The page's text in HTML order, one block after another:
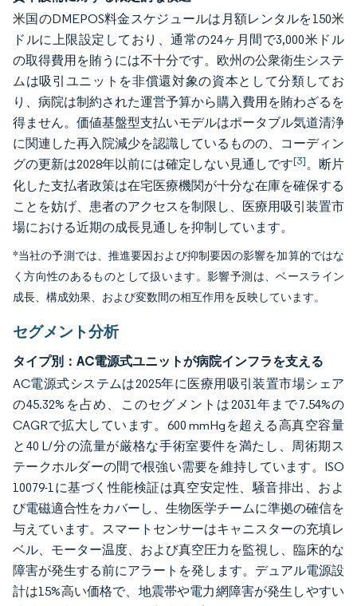
米国のDMEPOS料金スケジュールは月額レンタルを150米
ドルに上限設定しており、通常の24ヶ月間で3,000米ドル
の取得費用を賄うには不十分です。欧州の公衆衛生システ
ムは吸引ユニットを非償還対象の資本として分類してお
り、病院は制約された運営予算から購入費用を賄わざるを
得ません。価値基盤型支払いモデルはポータブル気道清浄
に関連した再入院減少を認識しているものの、コーディン
グの更新は2028年以前には確定しない見通しです[3]。断片
化した支払者政策は在宅医療機関が十分な在庫を確保する
ことを妨げ、患者のアクセスを制限し、医療用吸引装置市
場における近期の成長見通しを抑制しています。
*当社の予測では、推進要因および抑制要因の影響を加算的ではな
く方向性のあるものとして扱います。影響予測は、ベースライン
成長、構成効果、および変数間の相互作用を反映しています。
セグメント分析
タイプ別：AC電源式ユニットが病院インフラを支える
AC電源式システムは2025年に医療用吸引装置市場シェア
の45.32%を占め、このセグメントは2031年まで7.54%の
CAGRで拡大しています。600 mmHgを超える高真空容量
と40 L/分の流量が厳格な手術室要件を満たし、周術期ス
テークホルダーの間で根強い需要を維持しています。ISO
10079-1に基づく性能検証は真空安定性、騒音排出、およ
び電磁適合性をカバーし、生物医学チームに準拠の確信を
与えています。スマートセンサーはキャニスターの充填レ
ベル、モーター温度、および真空圧力を監視し、臨床的な
障害が発生する前にアラートを発します。デュアル電源設
計は15%高い価格で、地震帯や電力網障害が発生しやすい